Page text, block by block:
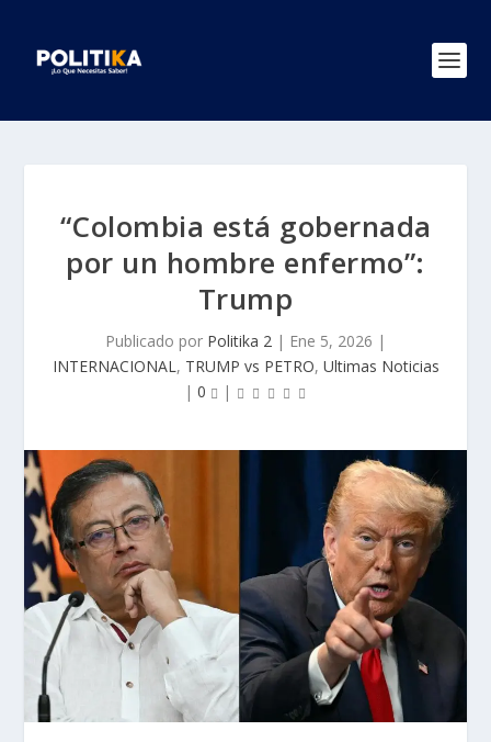
“Colombia está gobernada
por un hombre enfermo”:
Trump
Publicado por Politika 2 | Ene 5, 2026 |
INTERNACIONAL, TRUMP vs PETRO, Ultimas Noticias
| 0 |